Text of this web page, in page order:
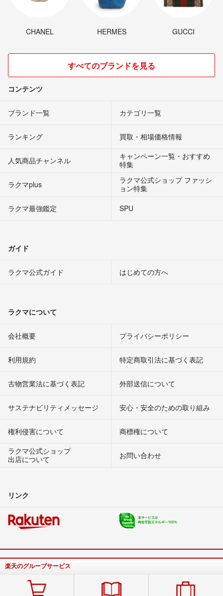
CHANEL HERMES GUCCI
すべてのブランドを見る
コンテンツ
ブランド一覧 カテゴリ一覧
ランキング 買取・相場価格情報
人気商品チャンネル
キャンペーン一覧・おすすめ
特集
ラクマplus
ラクマ公式ショップ ファッシ
ョン特集
ラクマ最強鑑定
SPU
ガイド
ラクマ公式ガイド はじめての方へ
ラクマについて
会社概要 プライバシーポリシー
利用規約 特定商取引法に基づく表記
古物営業法に基づく表記 外部送信について
サステナビリティメッセージ 安心・安全のための取り組み
権利侵害について
商標権について
ラクマ公式ショップ
出店について
お問い合わせ
リンク
楽天のグループサービス